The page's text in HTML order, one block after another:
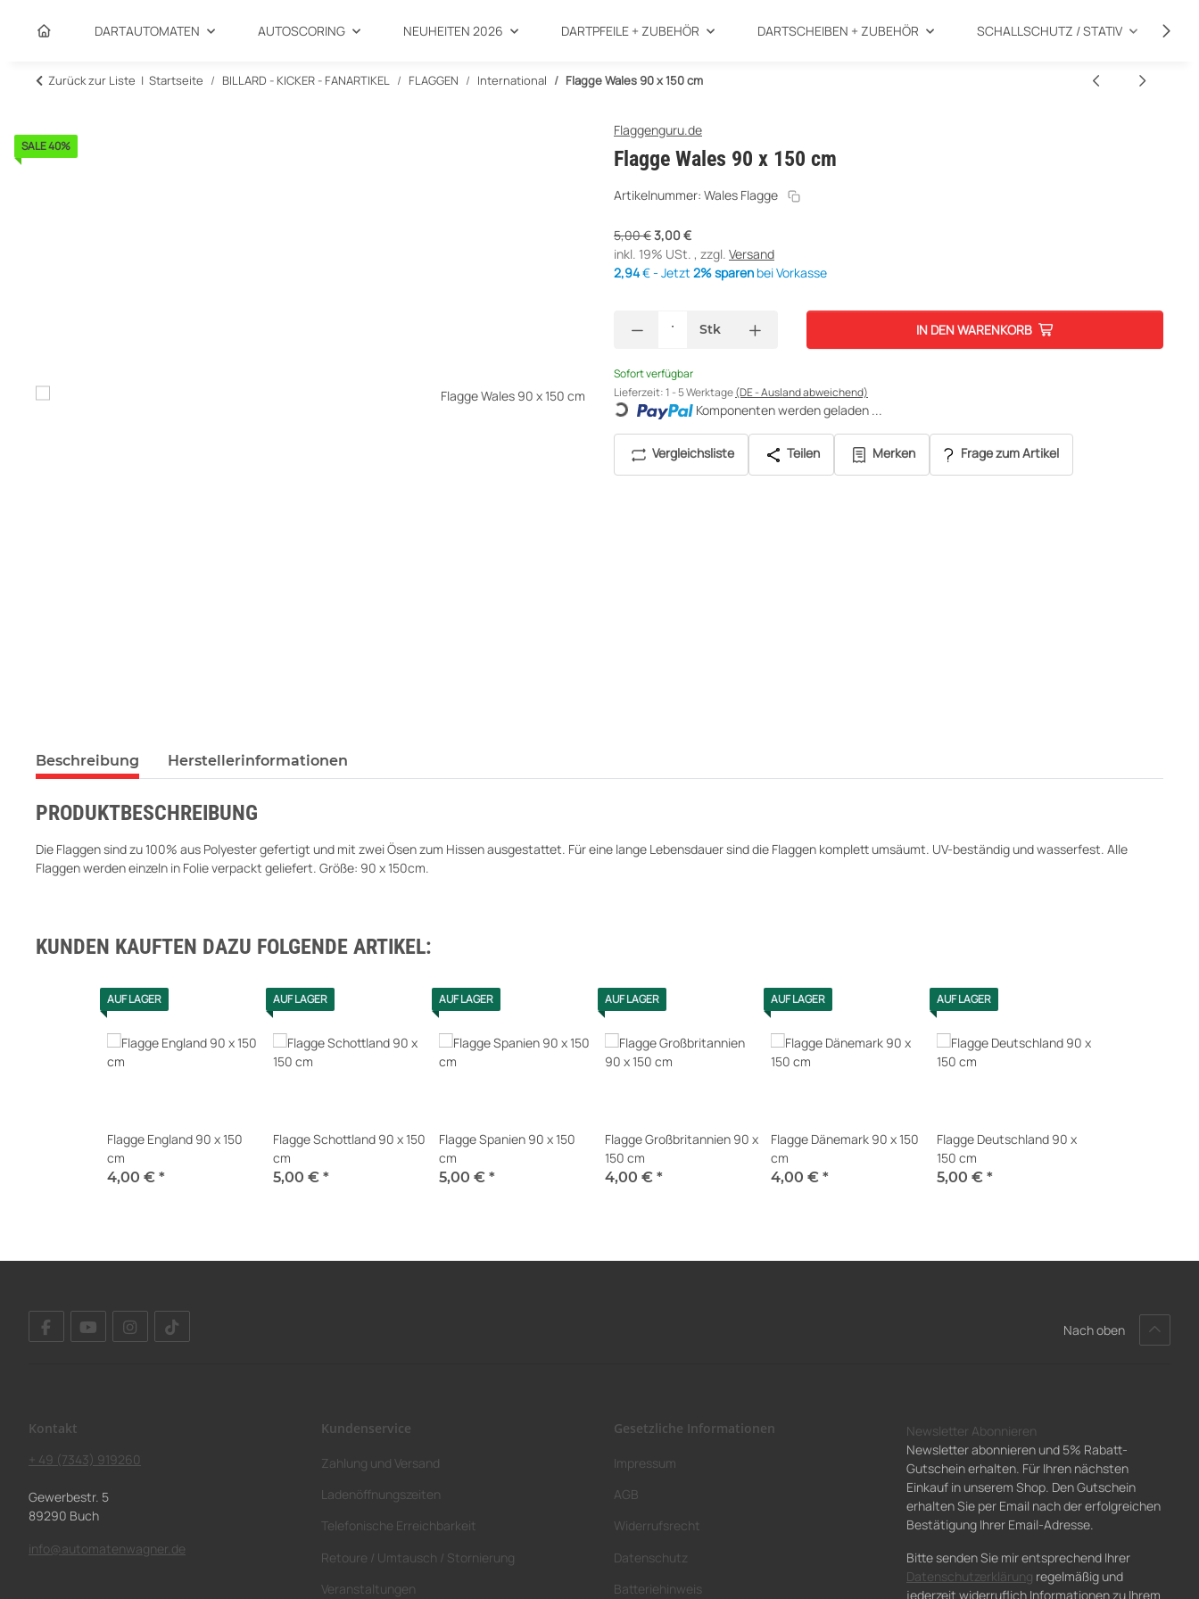
DARTAUTOMATEN AUTOSCORING NEUHEITEN 2026 DARTPFEILE + ZUBEHÖR DARTSCHEIBEN + ZUBEHÖR SCHALLSCHUTZ / STATIV
Zurück zur Liste Startseite BILLARD - KICKER - FANARTIKEL FLAGGEN International Flagge Wales 90 x 150 cm
SALE 40%
Flaggenguru.de
Flagge Wales 90 x 150 cm
Artikelnummer: Wales Flagge
5,00 €3,00 €
inkl. 19% USt. , zzgl. Versand
2,94€ - Jetzt 2% sparen bei Vorkasse
Stk IN DEN WARENKORB
Sofort verfügbar
Lieferzeit:1 - 5 Werktage(DE - Ausland abweichend)
Loading... Komponenten werden geladen ...
Vergleichsliste Teilen Merken Frage zum Artikel
Beschreibung Herstellerinformationen
PRODUKTBESCHREIBUNG
Die Flaggen sind zu 100% aus Polyester gefertigt und mit zwei Ösen zum Hissen ausgestattet. Für eine lange Lebensdauer sind die Flaggen komplett umsäumt. UV-beständig und wasserfest. Alle
Flaggen werden einzeln in Folie verpackt geliefert. Größe: 90 x 150cm.
KUNDEN KAUFTEN DAZU FOLGENDE ARTIKEL:
AUF LAGER
Flagge England 90 x 150
cm
4,00 € *
AUF LAGER
Flagge Schottland 90 x 150
cm
5,00 € *
AUF LAGER
Flagge Spanien 90 x 150
cm
5,00 € *
AUF LAGER
Flagge Großbritannien 90 x
150 cm
4,00 € *
AUF LAGER
Flagge Dänemark 90 x 150
cm
4,00 € *
AUF LAGER
Flagge Deutschland 90 x
150 cm
5,00 € *
Nach oben
Kontakt
+ 49 (7343) 919260
Gewerbestr. 5
89290 Buch
info@automatenwagner.de
Kundenservice
Zahlung und Versand
Ladenöffnungszeiten
Telefonische Erreichbarkeit
Retoure / Umtausch / Stornierung
Veranstaltungen
Gesetzliche Informationen
Impressum
AGB
Widerrufsrecht
Datenschutz
Batteriehinweis
Newsletter Abonnieren
Newsletter abonnieren und 5% Rabatt-
Gutschein erhalten. Für Ihren nächsten
Einkauf in unserem Shop. Den Gutschein
erhalten Sie per Email nach der erfolgreichen
Bestätigung Ihrer Email-Adresse.
Bitte senden Sie mir entsprechend Ihrer
Datenschutzerklärung regelmäßig und
jederzeit widerruflich Informationen zu Ihrem